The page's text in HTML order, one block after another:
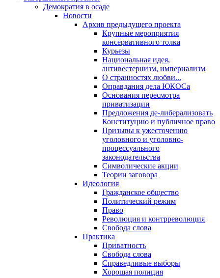
Демократия в осаде
Новости
Архив предыдущего проекта
Крупные мероприятия
консервативного толка
Курьезы
Национальная идея,
антивестернизм, империализм
О странностях любви...
Оправдания дела ЮКОСа
Основания пересмотра
приватизации
Предложения де-либерализовать
Конституцию и публичное право
Призывы к ужесточению
уголовного и уголовно-
процессуального
законодательства
Символические акции
Теории заговора
Идеология
Гражданское общество
Политический режим
Право
Революция и контрреволюция
Свобода слова
Практика
Приватность
Свобода слова
Справедливые выборы
Хорошая полиция